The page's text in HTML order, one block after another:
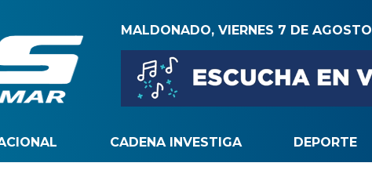
MALDONADO, VIERNES 7 DE AGOSTO
CADENA INVESTIGA DEPORTE